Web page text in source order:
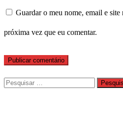
Guardar o meu nome, email e site
próxima vez que eu comentar.
Pesquisar
por: